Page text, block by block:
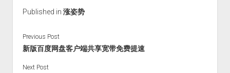
火星情报局
Published in 涨姿势
Previous Post
新版百度网盘客户端共享宽带免费提速
Next Post